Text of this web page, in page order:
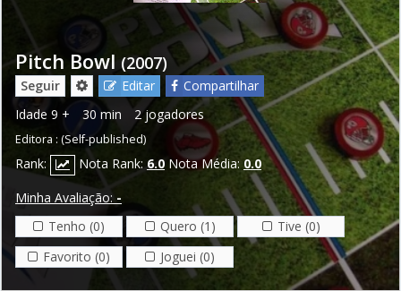
Pitch Bowl (2007)
Seguir Editar
Compartilhar
Idade 9 + 30 min 2 jogadores
Editora : (Self-published)
Rank: Nota Rank: 6.0 Nota Média: 0.0
Minha Avaliação: -
Tenho (0)
Quero (1)
Tive (0)
Favorito (0)
Joguei (0)